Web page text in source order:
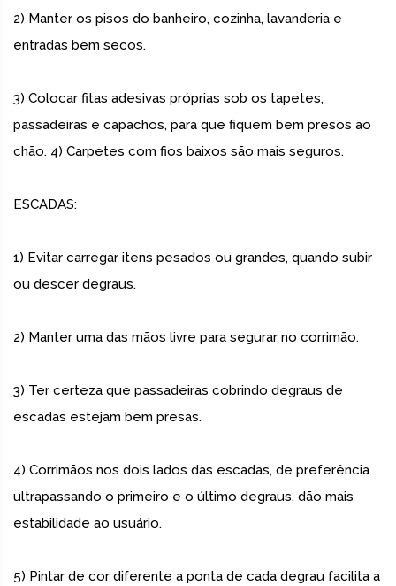
2) Manter os pisos do banheiro, cozinha, lavanderia e
entradas bem secos.
3) Colocar fitas adesivas próprias sob os tapetes,
passadeiras e capachos, para que fiquem bem presos ao
chão. 4) Carpetes com fios baixos são mais seguros.
ESCADAS:
1) Evitar carregar itens pesados ou grandes, quando subir
ou descer degraus.
2) Manter uma das mãos livre para segurar no corrimão.
3) Ter certeza que passadeiras cobrindo degraus de
escadas estejam bem presas.
4) Corrimãos nos dois lados das escadas, de preferência
ultrapassando o primeiro e o último degraus, dão mais
estabilidade ao usuário.
5) Pintar de cor diferente a ponta de cada degrau facilita a